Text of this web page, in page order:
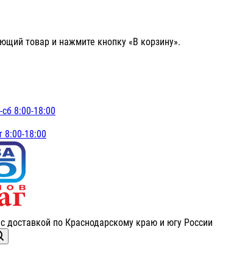
товар и нажмите кнопку «В корзину».
8:00-18:00
8:00-18:00
доставкой по Краснодарскому краю и югу России